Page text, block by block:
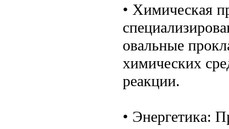
• Химическая
овальные
химических
реакции.
• Энергетика: